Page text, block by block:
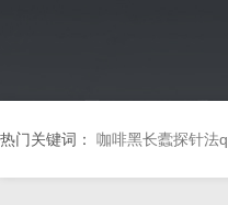
热门关键词： 咖啡黑长蠹探针法